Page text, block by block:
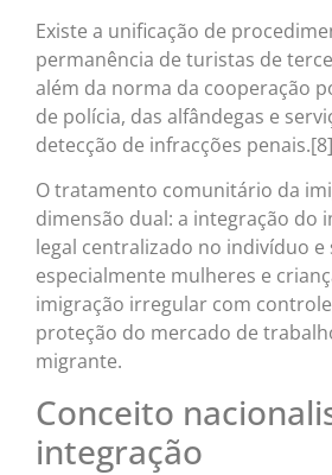
Existe a unificação de
permanência de turistas de
além da norma da cooperação
de polícia, das alfândegas e
detecção de infracções penais.[8]
O tratamento comunitário da
dimensão dual: a integração do
legal centralizado no indivíduo e
especialmente mulheres e
imigração irregular com
proteção do mercado de
migrante.
Conceito
integração